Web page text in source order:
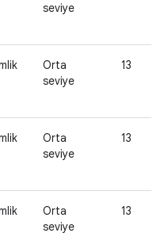
seviye
Orta
seviye
13
Orta
seviye
13
Orta
seviye
13